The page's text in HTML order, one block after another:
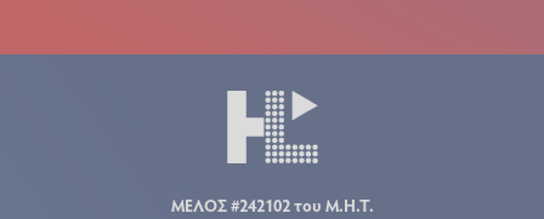
ΜΕΛΟΣ #242102 του Μ.Η.Τ.